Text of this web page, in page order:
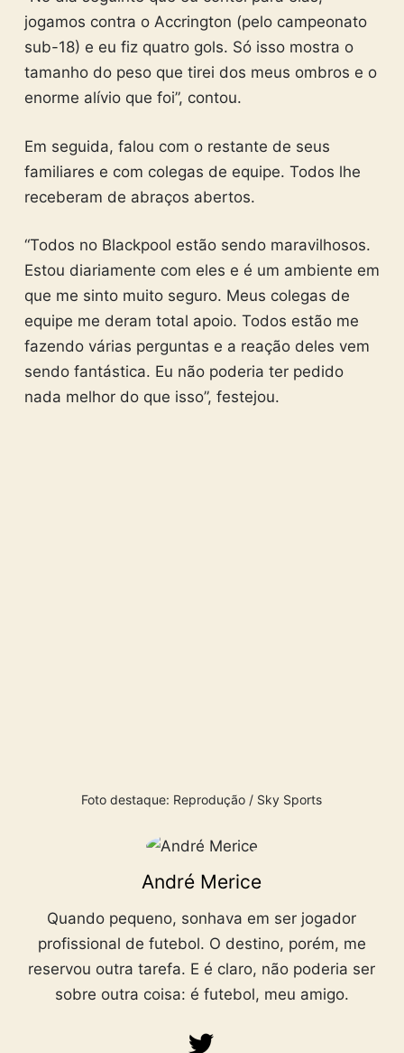
jogamos contra o Accrington (pelo campeonato
sub-18) e eu fiz quatro gols. Só isso mostra o
tamanho do peso que tirei dos meus ombros e o
enorme alívio que foi”, contou.
Em seguida, falou com o restante de seus
familiares e com colegas de equipe. Todos lhe
receberam de abraços abertos.
“Todos no Blackpool estão sendo maravilhosos.
Estou diariamente com eles e é um ambiente em
que me sinto muito seguro. Meus colegas de
equipe me deram total apoio. Todos estão me
fazendo várias perguntas e a reação deles vem
sendo fantástica. Eu não poderia ter pedido
nada melhor do que isso”, festejou.
Foto destaque: Reprodução / Sky Sports
André Merice
Quando pequeno, sonhava em ser jogador
profissional de futebol. O destino, porém, me
reservou outra tarefa. E é claro, não poderia ser
sobre outra coisa: é futebol, meu amigo.